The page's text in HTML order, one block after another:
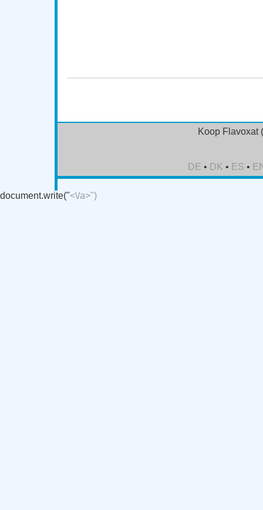
Koop Flavoxat
DE • DK • ES •
document.write("<\/a>")